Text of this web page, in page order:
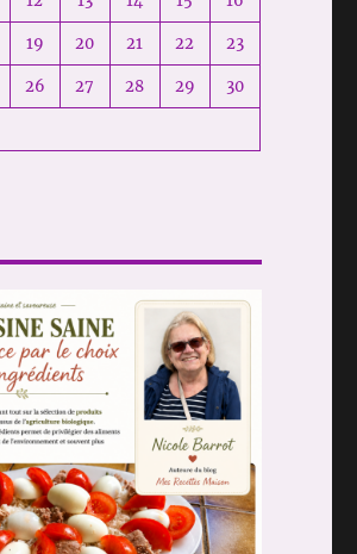
19 20 21 22 23
26 27 28 29 30